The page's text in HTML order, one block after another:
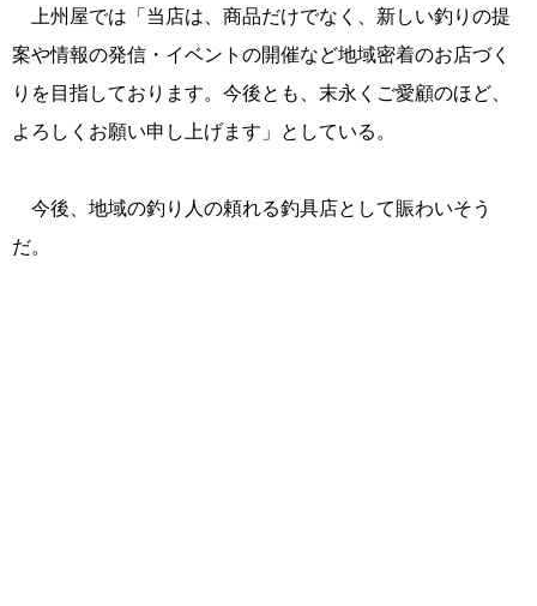
上州屋では「当店は、商品だけでなく、新しい釣りの提
案や情報の発信・イベントの開催など地域密着のお店づく
りを目指しております。今後とも、末永くご愛顧のほど、
よろしくお願い申し上げます」としている。
今後、地域の釣り人の頼れる釣具店として賑わいそう
だ。